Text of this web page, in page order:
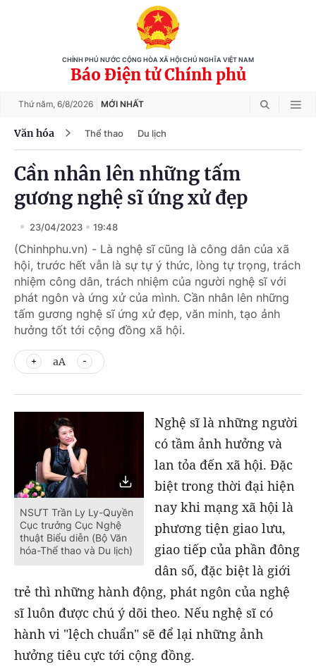
CHÍNH PHỦ NƯỚC CỘNG HÒA XÃ HỘI CHỦ NGHĨA VIỆT NAM
Báo Điện tử Chính phủ
Thứ năm, 6/8/2026 MỚI NHẤT
Văn hóa Thể thao Du lịch
Cần nhân lên những tấm
gương nghệ sĩ ứng xử đẹp
23/04/2023 19:48
(Chinhphu.vn) - Là nghệ sĩ cũng là công dân của xã
hội, trước hết vẫn là sự tự ý thức, lòng tự trọng, trách
nhiệm công dân, trách nhiệm của người nghệ sĩ với
phát ngôn và ứng xử của mình. Cần nhân lên những
tấm gương nghệ sĩ ứng xử đẹp, văn minh, tạo ảnh
hưởng tốt tới cộng đồng xã hội.
aA
NSƯT Trần Ly Ly-Quyền
Cục trưởng Cục Nghệ
thuật Biểu diễn (Bộ Văn
hóa-Thể thao và Du lịch)
Nghệ sĩ là những người
có tầm ảnh hưởng và
lan tỏa đến xã hội. Đặc
biệt trong thời đại hiện
nay khi mạng xã hội là
phương tiện giao lưu,
giao tiếp của phần đông
dân số, đặc biệt là giới
trẻ thì những hành động, phát ngôn của nghệ
sĩ luôn được chú ý dõi theo. Nếu nghệ sĩ có
hành vi "lệch chuẩn" sẽ để lại những ảnh
hưởng tiêu cực tới cộng đồng.